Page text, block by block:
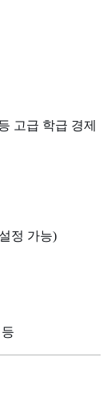
고급 학급 경제
정 가능)